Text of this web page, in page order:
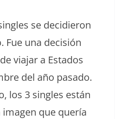
se decidieron
Fue una decisión
viajar a Estados
del año pasado.
los 3 singles están
que quería